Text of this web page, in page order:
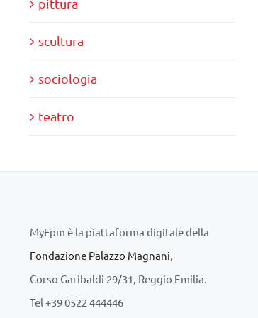
scultura
sociologia
teatro
MyFpm è la piattaforma digitale della
Fondazione Palazzo Magnani
Corso Garibaldi 29/31, Reggio Emilia.
Tel +39 0522 444446